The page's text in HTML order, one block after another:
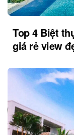
Top 4 Biệt
giá rẻ view